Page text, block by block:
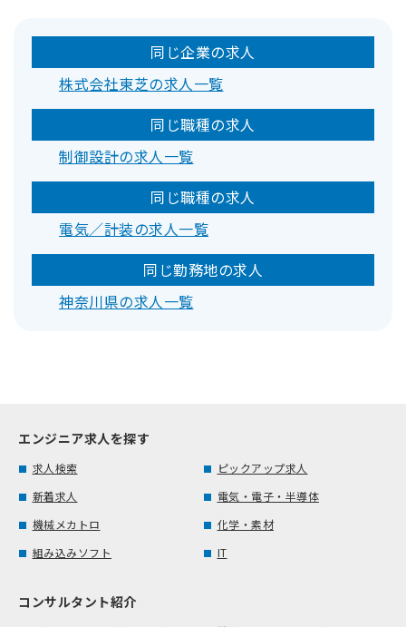
同じ企業の求人
株式会社東芝の求人一覧
同じ職種の求人
制御設計の求人一覧
同じ職種の求人
電気／計装の求人一覧
同じ勤務地の求人
神奈川県の求人一覧
エンジニア求人を探す
求人検索
ピックアップ求人
新着求人
電気・電子・半導体
機械メカトロ
化学・素材
組み込みソフト
IT
コンサルタント紹介